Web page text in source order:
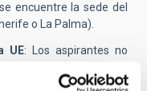
encuentre la sede del
o La Palma).
UE: Los aspirantes no
con el IAC deben estar